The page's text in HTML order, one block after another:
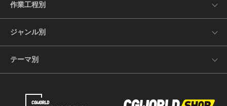
作業工程別
ジャンル別
テーマ別